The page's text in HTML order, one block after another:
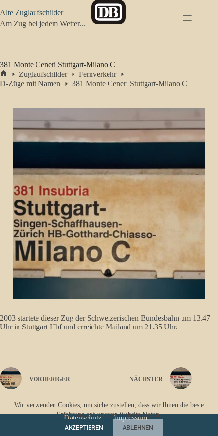
Inhalt
springen
Wir verwenden Cookies, um sicherzustellen, dass wir Ihnen die beste
Erfahrung auf unserer Website bieten.
AKZEPTIEREN
ABLEHNEN
Alte Zuglaufschilder
Am Zug bei jedem Wetter...
381 Monte Ceneri Stuttgart-Milano C
Start
Zuglaufschilder
Fernverkehr
D-Züge mit Namen
381 Monte Ceneri Stuttgart-Milano C
2003 startete dieser Zug der Schweizerischen Bundesbahn um 13.47
Uhr in Stuttgart Hbf und erreichte Mailand um 21.35 Uhr.
VORHERIGER NÄCHSTER
Datenschutz Impressum